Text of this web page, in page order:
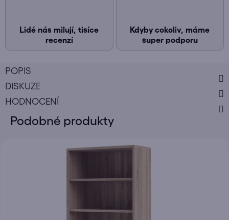
Lidé nás milují, tisíce
recenzí
Kdyby cokoliv, máme
super podporu
POPIS
DISKUZE
HODNOCENÍ
Podobné produkty